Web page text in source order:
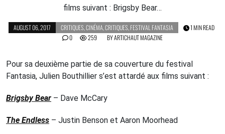
films suivant : Brigsby Bear…
AUGUST 06, 2017 CRITIQUES CINÉMA CRITIQUES FESTIVAL FANTASIA
BYARTICHAUT MAGAZINE
1 MIN READ
0
259
Pour sa deuxième partie de sa couverture du festival
Fantasia, Julien Bouthillier s’est attardé aux films suivant :
Brigsby Bear – Dave McCary
The Endless – Justin Benson et Aaron Moorhead